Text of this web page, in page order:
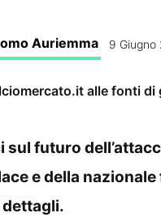
Auriemma 9
alle fonti di
sul futuro
e della